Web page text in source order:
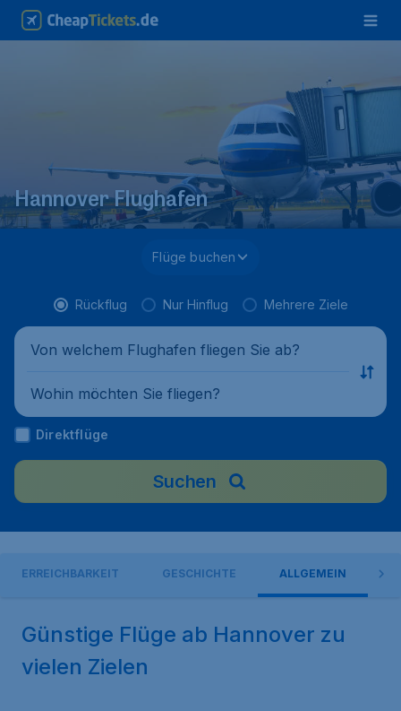
Hannover Flughafen
Flüge buchen
Rückflug Nur Hinflug Mehrere Ziele
Von welchem Flughafen fliegen Sie ab?
Wohin möchten Sie fliegen?
Direktflüge
Suchen
ERREICHBARKEIT GESCHICHTE ALLGEMEIN
Günstige Flüge ab Hannover zu
vielen Zielen